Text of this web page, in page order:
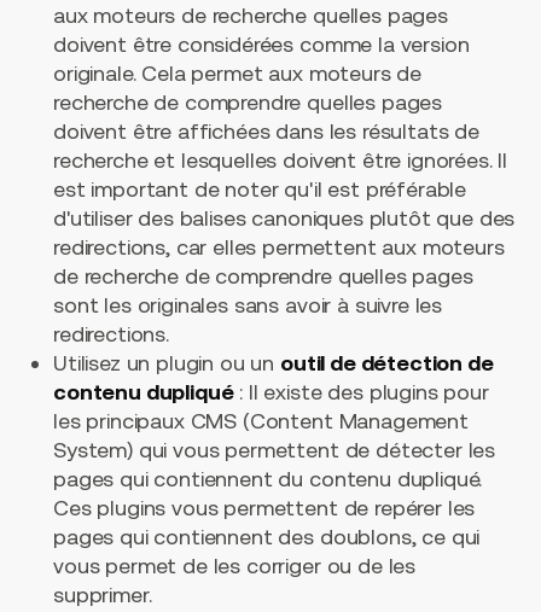
aux moteurs de recherche quelles pages
doivent être considérées comme la version
originale. Cela permet aux moteurs de
recherche de comprendre quelles pages
doivent être affichées dans les résultats de
recherche et lesquelles doivent être ignorées. Il
est important de noter qu'il est préférable
d'utiliser des balises canoniques plutôt que des
redirections, car elles permettent aux moteurs
de recherche de comprendre quelles pages
sont les originales sans avoir à suivre les
redirections.
Utilisez un plugin ou un outil de détection de
contenu dupliqué: Il existe des plugins pour
les principaux CMS (Content Management
System) qui vous permettent de détecter les
pages qui contiennent du contenu dupliqué.
Ces plugins vous permettent de repérer les
pages qui contiennent des doublons, ce qui
vous permet de les corriger ou de les
supprimer.